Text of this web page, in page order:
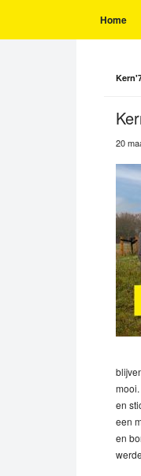
Home
20
en
een
en